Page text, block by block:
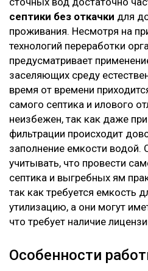
септики без откачки для
проживания. Несмотря на
технологий переработки
предусматривает
заселяющих среду
время от времени
самого септика и илового
неизбежен, так как даже
фильтрации происходит
заполнение емкости водой.
учитывать, что провести
септика и выгребных ям
так как требуется емкость
утилизацию, а они могут
что требует наличие
Особенности